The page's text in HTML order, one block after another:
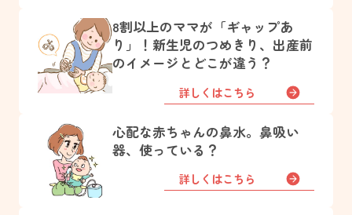
8割以上のママが「ギャップあ
り」！新生児のつめきり、出産前
のイメージとどこが違う？
詳しくはこちら
心配な赤ちゃんの鼻水。鼻吸い
器、使っている？
詳しくはこちら